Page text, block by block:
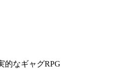
的なギャグRPG